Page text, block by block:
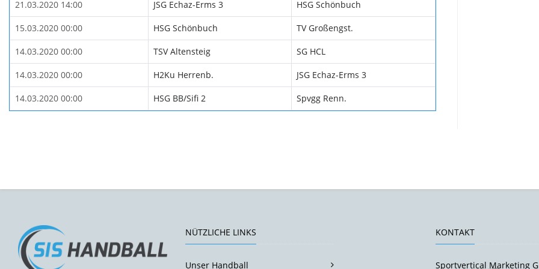
21.03.2020 14:00 JSG Echaz-Erms 3 HSG Schönbuch
15.03.2020 00:00 HSG Schönbuch TV Großengst.
14.03.2020 00:00 TSV Altensteig SG HCL
14.03.2020 00:00 H2Ku Herrenb. JSG Echaz-Erms 3
14.03.2020 00:00 HSG BB/Sifi 2 Spvgg Renn.
NÜTZLICHE LINKS
Unser Handball
KONTAKT
Sportvertical Marketing